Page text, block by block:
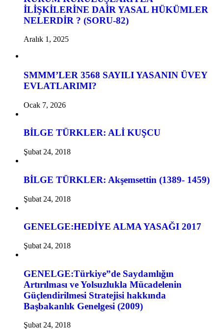
İLİŞKİLERİNE DAİR YASAL HÜKÜMLER
NELERDİR ? (SORU-82)
Aralık 1, 2025
SMMM’LER 3568 SAYILI YASANIN ÜVEY
EVLATLARIMI?
Ocak 7, 2026
BİLGE TÜRKLER: ALİ KUŞCU
Şubat 24, 2018
BİLGE TÜRKLER: Akşemsettin (1389- 1459)
Şubat 24, 2018
GENELGE:HEDİYE ALMA YASAĞI 2017
Şubat 24, 2018
GENELGE:Türkiye”de Saydamlığın
Artırılması ve Yolsuzlukla Mücadelenin
Güçlendirilmesi Stratejisi hakkında
Başbakanlık Genelgesi (2009)
Şubat 24, 2018